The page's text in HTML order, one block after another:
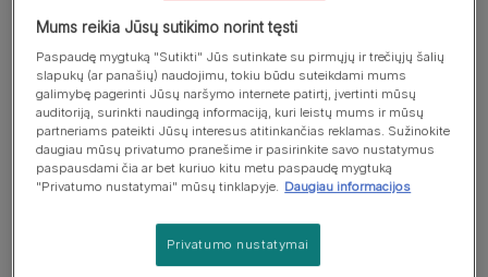
Kas yra kačių plaukų sąvėlos?
Katės savo kailį prižiūrį jį laižydamos. Tai darant, ant
liežuvio esantys gumburėliai (atgal nukreipti iškilimai, dėl
kurių kačių liežuvis šiurkštus ir dėl kurių tai yra puikus
valymosi ir šukavimosi įrankis) surenka išslinkusius ir
Mums reikia Jūsų sutikimo norint tęsti
Paspaudę mygtuką "Sutikti" Jūs sutinkate su pirmųjų ir trečiųjų šalių
slapukų (ar panašių) naudojimu, tokiu būdu suteikdami mums
galimybę pagerinti Jūsų naršymo internete patirtį, įvertinti mūsų
auditoriją, surinkti naudingą informaciją, kuri leistų mums ir mūsų
partneriams pateikti Jūsų interesus atitinkančias reklamas. Sužinokite
daugiau mūsų privatumo pranešime ir pasirinkite savo nustatymus
paspausdami čia ar bet kuriuo kitu metu paspaudę mygtuką
"Privatumo nustatymai" mūsų tinklapyje. Daugiau informacijos
Privatumo nustatymai